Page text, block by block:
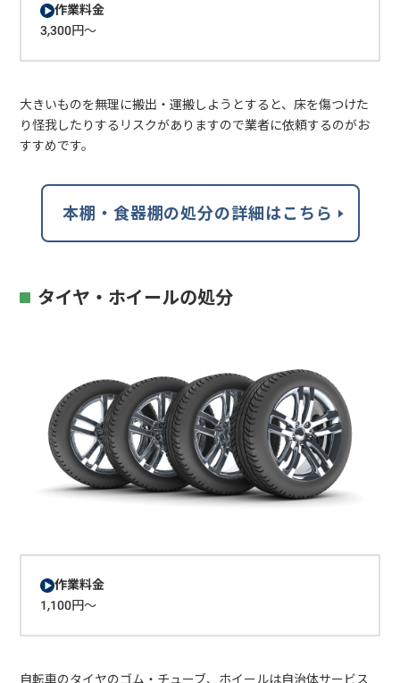
作業料金
3,300円～
大きいものを無理に搬出・運搬しようとすると、床を傷つけた
り怪我したりするリスクがありますので業者に依頼するのがお
すすめです。
本棚・食器棚の処分の詳細はこちら
タイヤ・ホイールの処分
作業料金
1,100円～